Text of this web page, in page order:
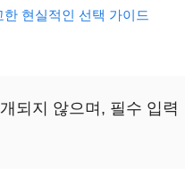
한 현실적인 선택 가이드
되지 않으며, 필수 입력